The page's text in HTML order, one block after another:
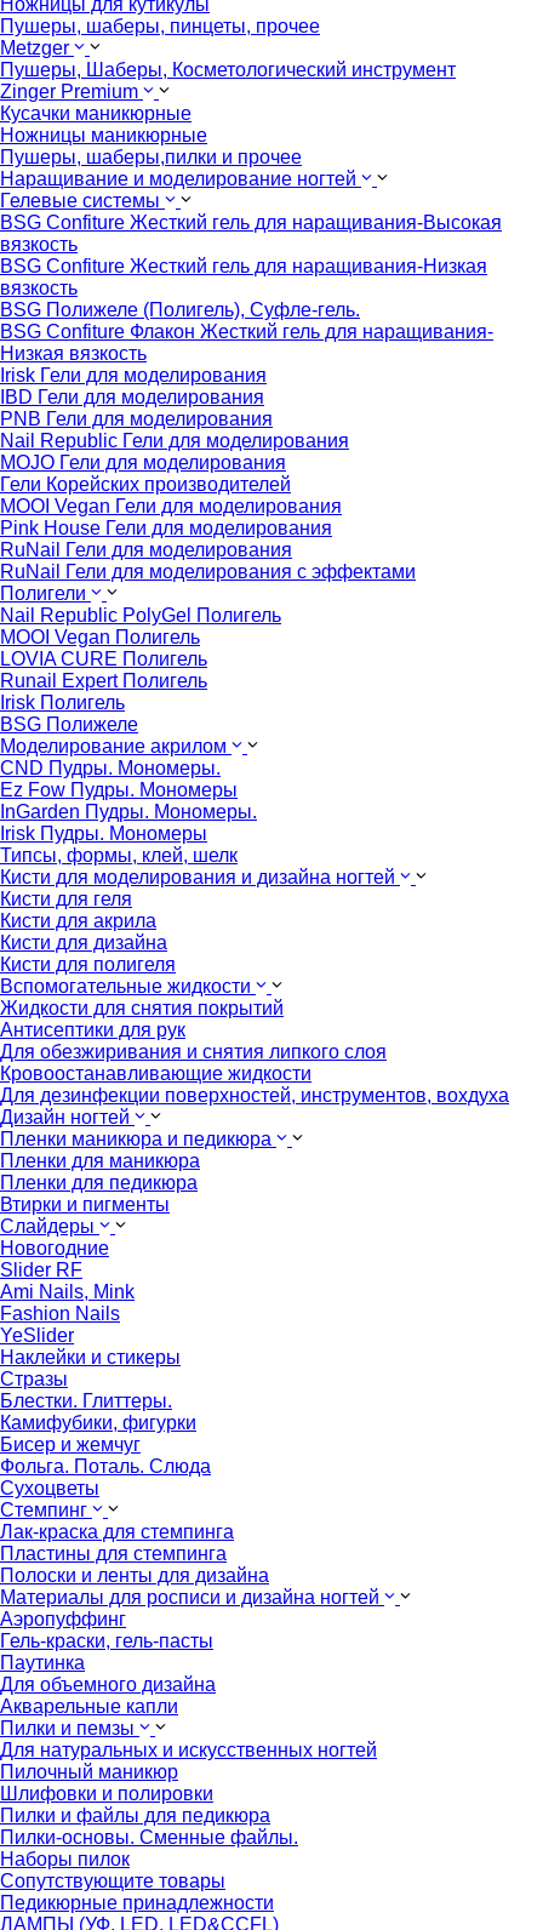
Ножницы для кутикулы
Пушеры, шаберы, пинцеты, прочее
Metzger
Пушеры, Шаберы, Косметологический инструмент
Zinger Premium
Кусачки маникюрные
Ножницы маникюрные
Пушеры, шаберы,пилки и прочее
Наращивание и моделирование ногтей
Гелевые системы
BSG Confiture Жесткий гель для наращивания-Высокая
вязкость
BSG Confiture Жесткий гель для наращивания-Низкая
вязкость
BSG Полижеле (Полигель), Суфле-гель.
BSG Confiture Флакон Жесткий гель для наращивания-
Низкая вязкость
Irisk Гели для моделирования
IBD Гели для моделирования
PNB Гели для моделирования
Nail Republic Гели для моделирования
MOJO Гели для моделирования
Гели Корейских производителей
MOOI Vegan Гели для моделирования
Pink House Гели для моделирования
RuNail Гели для моделирования
RuNail Гели для моделирования с эффектами
Полигели
Nail Republic PolyGel Полигель
MOOI Vegan Полигель
LOVIA CURE Полигель
Runail Expert Полигель
Irisk Полигель
BSG Полижеле
Моделирование акрилом
CND Пудры. Мономеры.
Ez Fow Пудры. Мономеры
InGarden Пудры. Мономеры.
Irisk Пудры. Мономеры
Типсы, формы, клей, шелк
Кисти для моделирования и дизайна ногтей
Кисти для геля
Кисти для акрила
Кисти для дизайна
Кисти для полигеля
Вспомогательные жидкости
Жидкости для снятия покрытий
Антисептики для рук
Для обезжиривания и снятия липкого слоя
Кровоостанавливающие жидкости
Для дезинфекции поверхностей, инструментов, вохдуха
Дизайн ногтей
Пленки маникюра и педикюра
Пленки для маникюра
Пленки для педикюра
Втирки и пигменты
Слайдеры
Новогодние
Slider RF
Ami Nails, Mink
Fashion Nails
YeSlider
Наклейки и стикеры
Стразы
Блестки. Глиттеры.
Камифубики, фигурки
Бисер и жемчуг
Фольга. Поталь. Слюда
Сухоцветы
Стемпинг
Лак-краска для стемпинга
Пластины для стемпинга
Полоски и ленты для дизайна
Материалы для росписи и дизайна ногтей
Аэропуффинг
Гель-краски, гель-пасты
Паутинка
Для объемного дизайна
Акварельные капли
Пилки и пемзы
Для натуральных и искусственных ногтей
Пилочный маникюр
Шлифовки и полировки
Пилки и файлы для педикюра
Пилки-основы. Сменные файлы.
Наборы пилок
Сопутствующите товары
Педикюрные принадлежности
ЛАМПЫ (УФ, LED, LED&CCFL)